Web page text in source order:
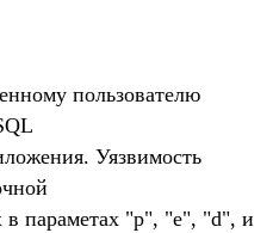
пользователю
Уязвимость
в параметах "p", "e", "d", и